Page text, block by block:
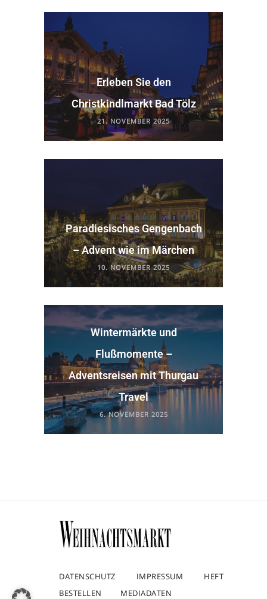
Erleben Sie den
Christkindlmarkt Bad Tölz
21. NOVEMBER 2025
Paradiesisches Gengenbach
– Advent wie im Märchen
10. NOVEMBER 2025
Wintermärkte und
Flußmomente –
Adventsreisen mit Thurgau
Travel
6. NOVEMBER 2025
DATENSCHUTZ IMPRESSUM
HEFT
BESTELLEN
MEDIADATEN